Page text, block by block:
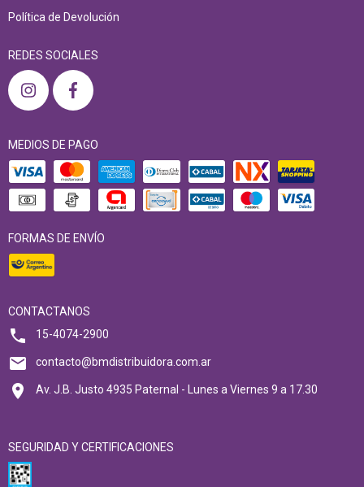
Política de Devolución
REDES SOCIALES
MEDIOS DE PAGO
FORMAS DE ENVÍO
CONTACTANOS
15-4074-2900
contacto@bmdistribuidora.com.ar
Av. J.B. Justo 4935 Paternal - Lunes a Viernes 9 a 17.30
SEGURIDAD Y CERTIFICACIONES